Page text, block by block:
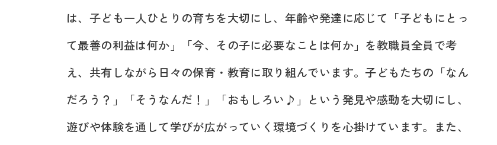
は、子ども一人ひとりの育ちを大切にし、年齢や発達に応じて「子どもにとっ
て最善の利益は何か」「今、その子に必要なことは何か」を教職員全員で考
え、共有しながら日々の保育・教育に取り組んでいます。子どもたちの「なん
だろう？」「そうなんだ！」「おもしろい♪」という発見や感動を大切にし、
遊びや体験を通して学びが広がっていく環境づくりを心掛けています。また、